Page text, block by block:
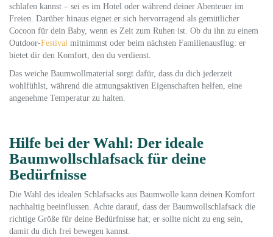
schlafen kannst – sei es im Hotel oder während deiner Abenteuer im
Freien. Darüber hinaus eignet er sich hervorragend als gemütlicher
Cocoon für dein Baby, wenn es Zeit zum Ruhen ist. Ob du ihn zu einem
Outdoor-Festival mitnimmst oder beim nächsten Familienausflug: er
bietet dir den Komfort, den du verdienst.
Das weiche Baumwollmaterial sorgt dafür, dass du dich jederzeit
wohlfühlst, während die atmungsaktiven Eigenschaften helfen, eine
angenehme Temperatur zu halten.
Hilfe bei der Wahl: Der ideale
Baumwollschlafsack für deine
Bedürfnisse
Die Wahl des idealen Schlafsacks aus Baumwolle kann deinen Komfort
nachhaltig beeinflussen. Achte darauf, dass der Baumwollschlafsack die
richtige Größe für deine Bedürfnisse hat; er sollte nicht zu eng sein,
damit du dich frei bewegen kannst.